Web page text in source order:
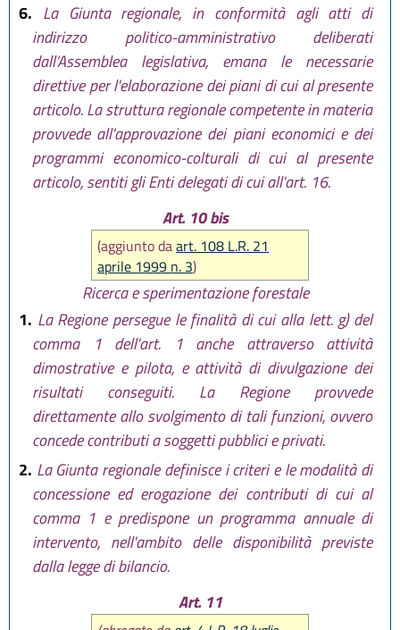
6. La Giunta regionale, in conformità agli atti di
indirizzo politico-amministrativo deliberati
dall’Assemblea legislativa, emana le necessarie
direttive per l'elaborazione dei piani di cui al presente
articolo. La struttura regionale competente in materia
provvede all'approvazione dei piani economici e dei
programmi economico-colturali di cui al presente
articolo, sentiti gli Enti delegati di cui all'art. 16.
Art. 10 bis
(aggiunto daart. 108 L.R. 21
aprile 1999 n. 3)
Ricerca e sperimentazione forestale
1. La Regione persegue le finalità di cui alla lett. g) del
comma 1 dell'art. 1 anche attraverso attività
dimostrative e pilota, e attività di divulgazione dei
risultati conseguiti. La Regione provvede
direttamente allo svolgimento di tali funzioni, ovvero
concede contributi a soggetti pubblici e privati.
2. La Giunta regionale definisce i criteri e le modalità di
concessione ed erogazione dei contributi di cui al
comma 1 e predispone un programma annuale di
intervento, nell'ambito delle disponibilità previste
dalla legge di bilancio.
Art. 11